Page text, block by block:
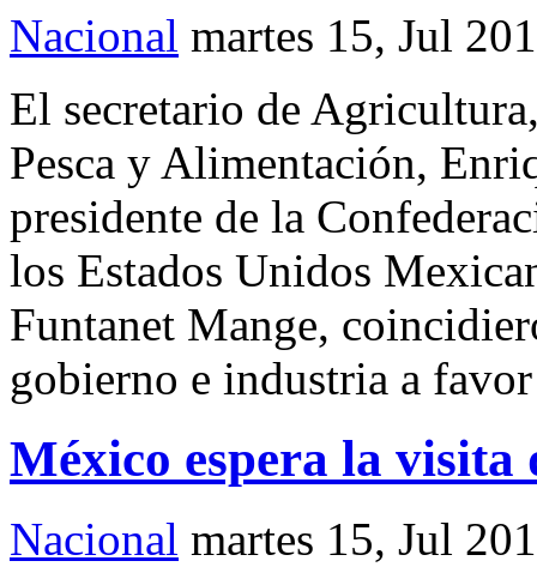
Nacional martes 15, Jul
El secretario de
Pesca y Alimentación,
presidente de la
los Estados Unidos
Funtanet Mange,
gobierno e industria a
México espera la visita
Nacional martes 15, Jul